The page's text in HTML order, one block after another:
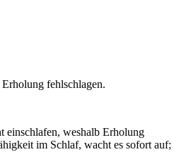
fehlschlagen.
einschlafen, weshalb Erholung
im Schlaf, wacht es sofort auf;